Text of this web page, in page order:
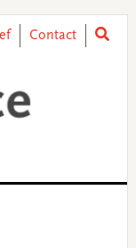
Contact